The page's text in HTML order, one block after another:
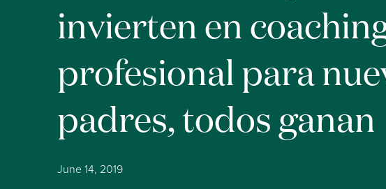
invierten en
profesional para
padres, todos ganan
June 14, 2019